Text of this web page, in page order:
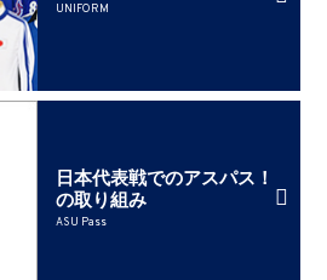
UNIFORM
日本代表戦でのアスパス！
の取り組み
ASU Pass